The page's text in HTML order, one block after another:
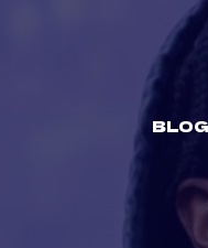
BLOG